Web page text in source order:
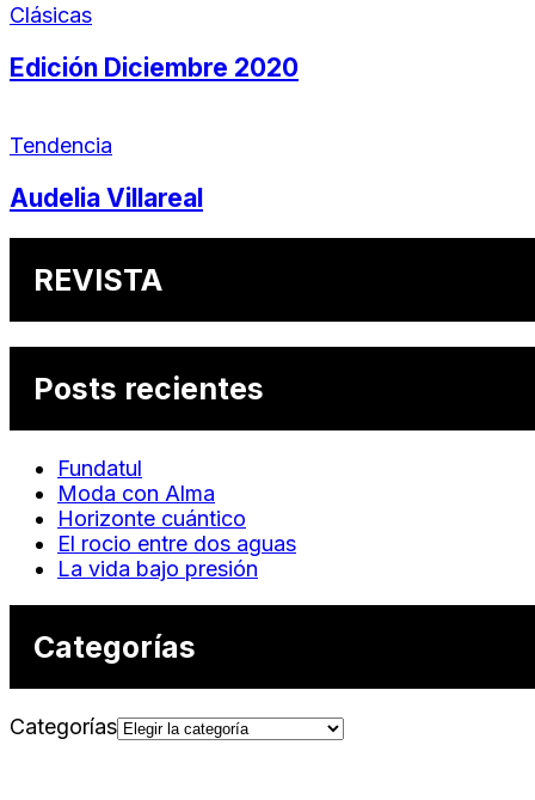
Clásicas
Edición Diciembre 2020
Tendencia
Audelia Villareal
REVISTA
Posts recientes
Fundatul
Moda con Alma
Horizonte cuántico
El rocio entre dos aguas
La vida bajo presión
Categorías
Categorías